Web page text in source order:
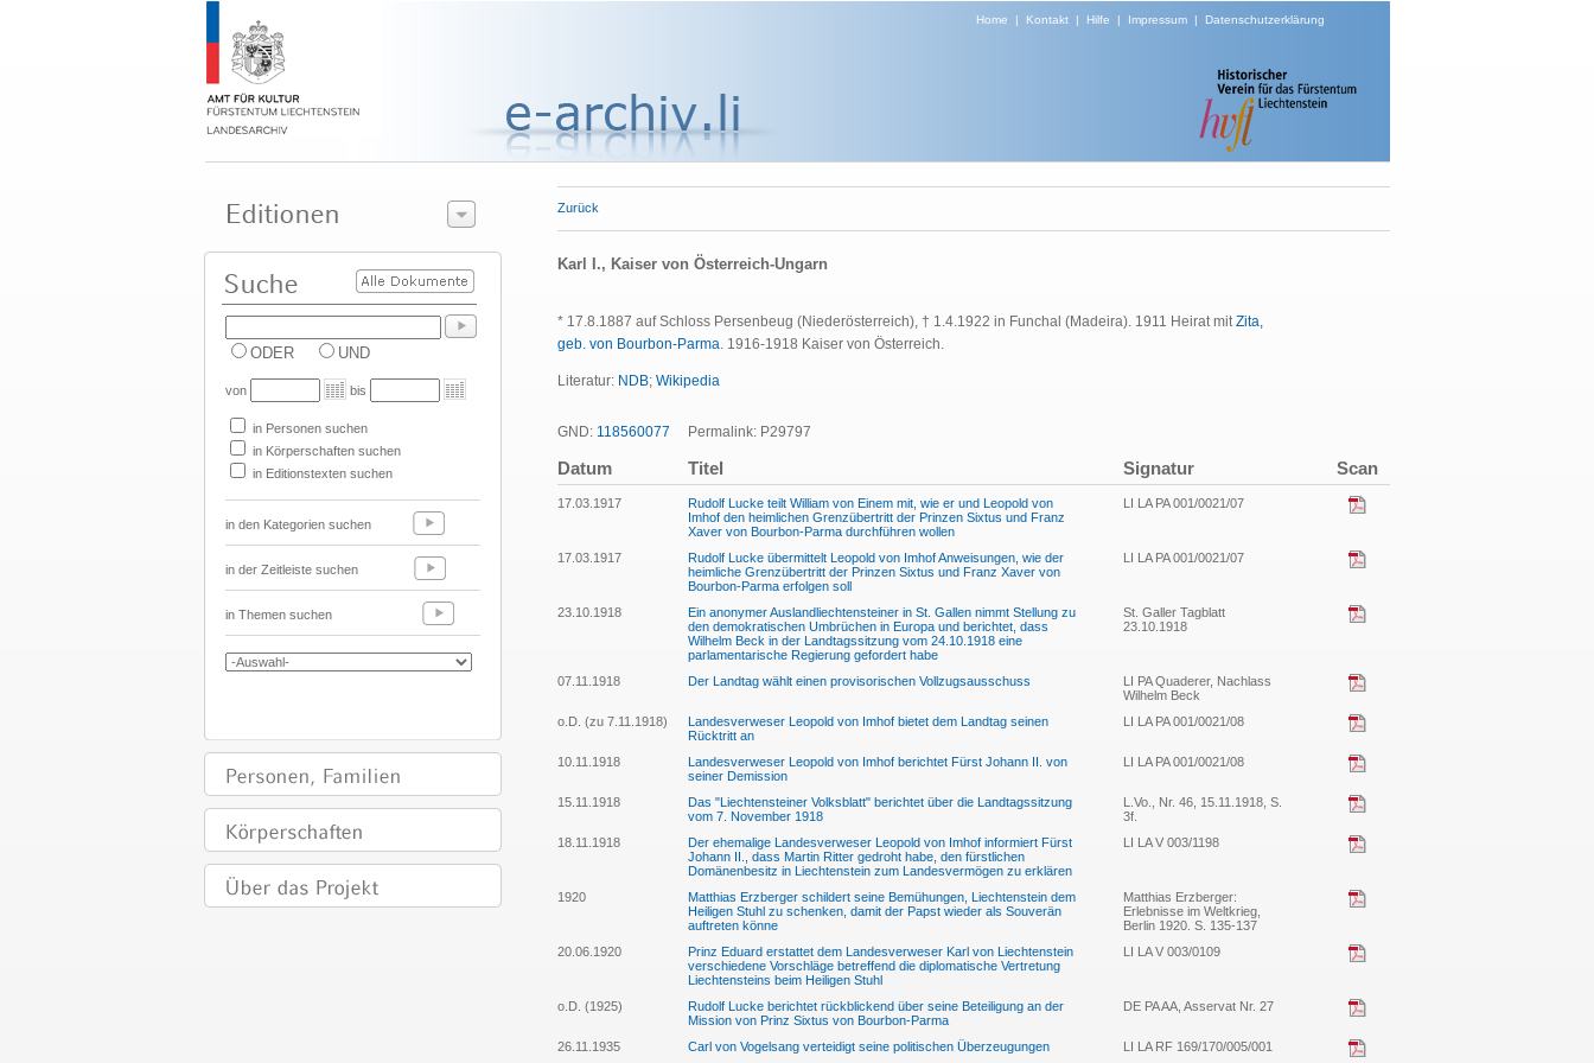
Home | Kontakt| Hilfe | Impressum| Datenschutzerklärung
ODER UND
von bis
in Personen suchen
in Körperschaften suchen
in Editionstexten suchen
in den Kategorien suchen
in der Zeitleiste suchen
in Themen suchen
Zurück
Karl I., Kaiser von Österreich-Ungarn
* 17.8.1887 auf Schloss Persenbeug (Niederösterreich), † 1.4.1922 in Funchal (Madeira). 1911 Heirat mitZita,
geb. von Bourbon-Parma. 1916-1918 Kaiser von Österreich.
Literatur: NDB; Wikipedia
GND: 118560077 Permalink: P29797
Datum Titel Signatur Scan
17.03.1917
Rudolf Lucke teilt William von Einem mit, wie er und Leopold von
Imhof den heimlichen Grenzübertritt der Prinzen Sixtus und Franz
Xaver von Bourbon-Parma durchführen wollen
LI LA PA 001/0021/07
17.03.1917
Rudolf Lucke übermittelt Leopold von Imhof Anweisungen, wie der
heimliche Grenzübertritt der Prinzen Sixtus und Franz Xaver von
Bourbon-Parma erfolgen soll
LI LA PA 001/0021/07
23.10.1918
Ein anonymer Auslandliechtensteiner in St. Gallen nimmt Stellung zu
den demokratischen Umbrüchen in Europa und berichtet, dass
Wilhelm Beck in der Landtagssitzung vom 24.10.1918 eine
parlamentarische Regierung gefordert habe
St. Galler Tagblatt
23.10.1918
07.11.1918 Der Landtag wählt einen provisorischen Vollzugsausschuss
LI PA Quaderer, Nachlass
Wilhelm Beck
o.D. (zu 7.11.1918)
Landesverweser Leopold von Imhof bietet dem Landtag seinen
Rücktritt an
LI LA PA 001/0021/08
10.11.1918
Landesverweser Leopold von Imhof berichtet Fürst Johann II. von
seiner Demission
LI LA PA 001/0021/08
15.11.1918
Das "Liechtensteiner Volksblatt" berichtet über die Landtagssitzung
vom 7. November 1918
L.Vo., Nr. 46, 15.11.1918, S.
3f.
18.11.1918
Der ehemalige Landesverweser Leopold von Imhof informiert Fürst
Johann II., dass Martin Ritter gedroht habe, den fürstlichen
Domänenbesitz in Liechtenstein zum Landesvermögen zu erklären
LI LA V 003/1198
1920
Matthias Erzberger schildert seine Bemühungen, Liechtenstein dem
Heiligen Stuhl zu schenken, damit der Papst wieder als Souverän
auftreten könne
Matthias Erzberger:
Erlebnisse im Weltkrieg,
Berlin 1920. S. 135-137
20.06.1920
Prinz Eduard erstattet dem Landesverweser Karl von Liechtenstein
verschiedene Vorschläge betreffend die diplomatische Vertretung
Liechtensteins beim Heiligen Stuhl
LI LA V 003/0109
o.D. (1925)
Rudolf Lucke berichtet rückblickend über seine Beteiligung an der
Mission von Prinz Sixtus von Bourbon-Parma
DE PA AA, Asservat Nr. 27
26.11.1935 Carl von Vogelsang verteidigt seine politischen Überzeugungen LI LA RF 169/170/005/001